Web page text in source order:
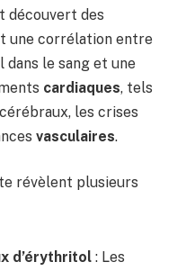
découvert des
une corrélation entre
dans le sang et une
cardiaques, tels
les crises
vasculaires.
révèlent plusieurs
d’érythritol : Les